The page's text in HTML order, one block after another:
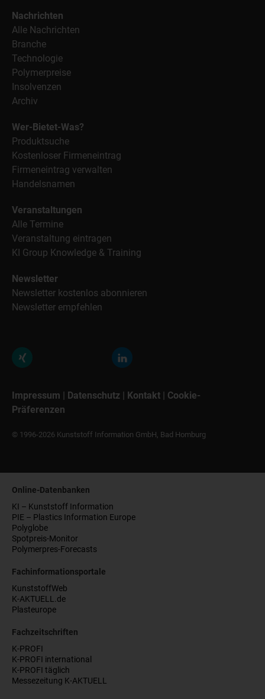
Nachrichten
Alle Nachrichten
Branche
Technologie
Polymerpreise
Insolvenzen
Archiv
Wer-Bietet-Was?
Produktsuche
Kostenloser Firmeneintrag
Firmeneintrag verwalten
Handelsnamen
Veranstaltungen
Alle Termine
Veranstaltung eintragen
KI Group Knowledge & Training
Newsletter
Newsletter kostenlos abonnieren
Newsletter empfehlen
Impressum | Datenschutz | Kontakt | Cookie-
Präferenzen
© 1996-2026 Kunststoff Information GmbH, Bad Homburg
Online-Datenbanken
KI – Kunststoff Information
PIE – Plastics Information Europe
Polyglobe
Spotpreis-Monitor
Polymerpres-Forecasts
Fachinformationsportale
KunststoffWeb
K-AKTUELL.de
Plasteurope
Fachzeitschriften
K-PROFI
K-PROFI international
K-PROFI täglich
Messezeitung K-AKTUELL